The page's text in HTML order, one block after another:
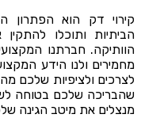
קירוי דק הוא הפתרון
הביתיות ותוכלו
הוותיקה. חברתנו
מחמירים ולנו הידע
לצרכים ולציפיות שלכם
שהבריכה שלכם בטוחה
מנצלים את מיטב הגינה